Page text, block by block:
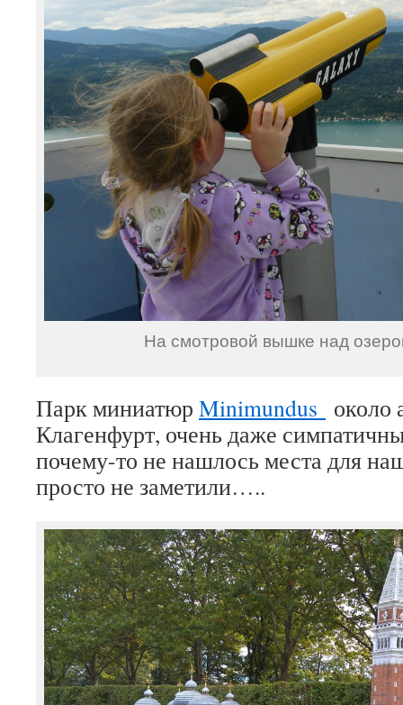
На смотровой вышке над
Парк миниатюр Minimundus около
Клагенфурт, очень даже
почему-то не нашлось места для
просто не заметили…..